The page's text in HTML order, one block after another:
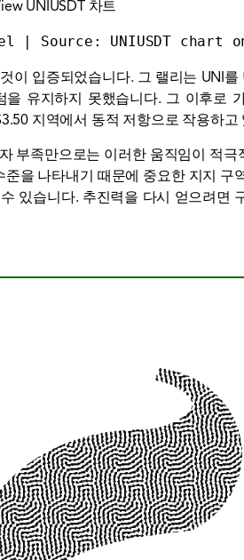
| Source: UNIUSDT chart
이 입증되었습니다. 그 랠리는 UNI
유지하지 못했습니다. 그 이후로
지역에서 동적 저항으로 작용하고
부족만으로는 이러한 움직임이 적
을 나타내기 때문에 중요한 지지
있습니다. 추진력을 다시 얻으려면